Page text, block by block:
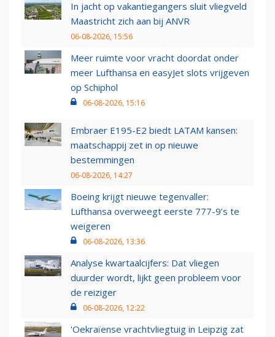
In jacht op vakantiegangers sluit vliegveld
Maastricht zich aan bij ANVR
06-08-2026, 15:56
Meer ruimte voor vracht doordat onder
meer Lufthansa en easyJet slots vrijgeven
op Schiphol
06-08-2026, 15:16
Embraer E195-E2 biedt LATAM kansen:
maatschappij zet in op nieuwe
bestemmingen
06-08-2026, 14:27
Boeing krijgt nieuwe tegenvaller:
Lufthansa overweegt eerste 777-9’s te
weigeren
06-08-2026, 13:36
Analyse kwartaalcijfers: Dat vliegen
duurder wordt, lijkt geen probleem voor
de reiziger
06-08-2026, 12:22
'Oekraïense vrachtvliegtuig in Leipzig zat